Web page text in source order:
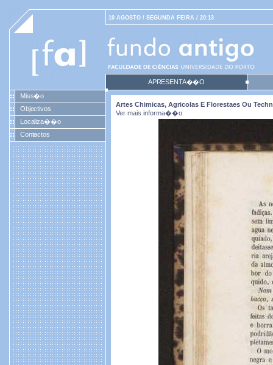
10 AGOSTO / SEGUNDA FEIRA / 20:13
APRESENTA��O
Miss�o
Objectivos
Localiza��o
Contactos
Artes Chimicas, Agricolas E Florestaes Ou
Ver mais informa��o